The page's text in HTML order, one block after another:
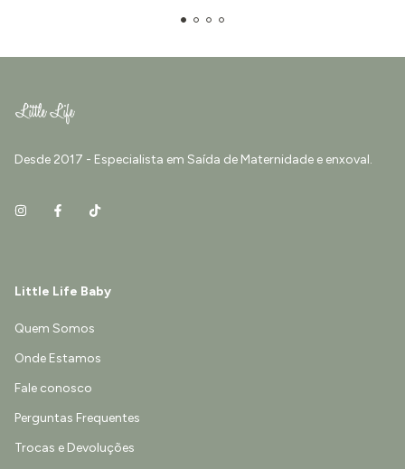
Desde 2017 - Especialista em Saída de Maternidade e enxoval.
Little Life Baby
Quem Somos
Onde Estamos
Fale conosco
Perguntas Frequentes
Trocas e Devoluções